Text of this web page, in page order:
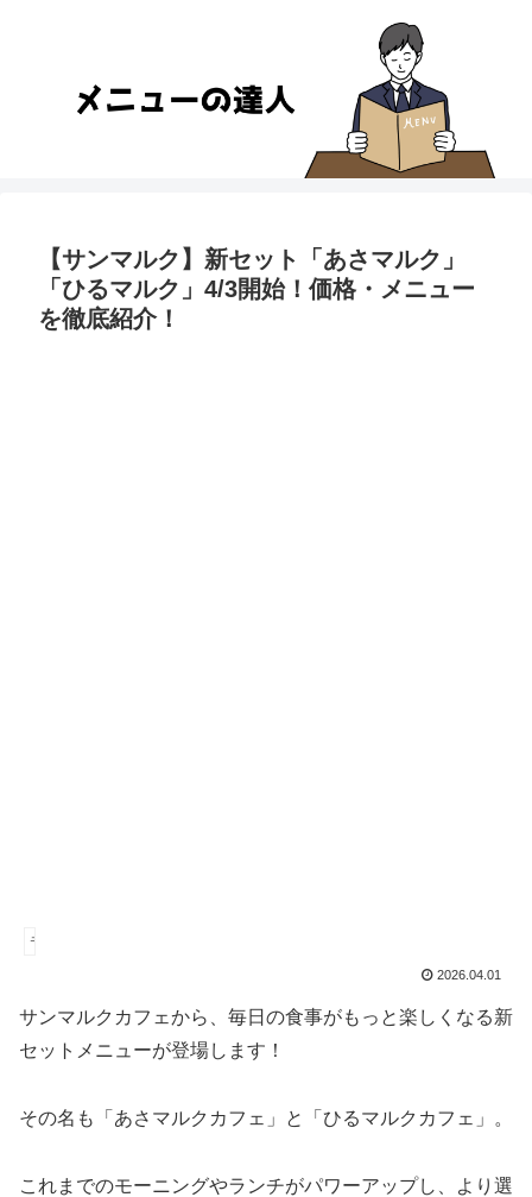
【サンマルク】新セット「あさマルク」
「ひるマルク」4/3開始！価格・メニュー
を徹底紹介！
モーニング
2026.04.01
サンマルクカフェから、毎日の食事がもっと楽しくなる新
セットメニューが登場します！
その名も「あさマルクカフェ」と「ひるマルクカフェ」。
これまでのモーニングやランチがパワーアップし、より選